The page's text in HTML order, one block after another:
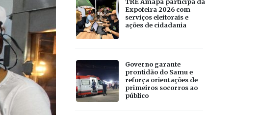
Expofeira 2026 com
serviços eleitorais e
ações de cidadania
Governo garante
prontidão do Samu e
reforça orientações de
primeiros socorros ao
público